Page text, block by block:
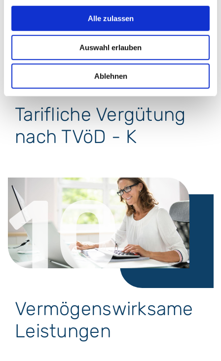
Alle zulassen
Auswahl erlauben
Ablehnen 9
Tarifliche Vergütung
nach TVöD - K
10
Vermögenswirksame
Leistungen